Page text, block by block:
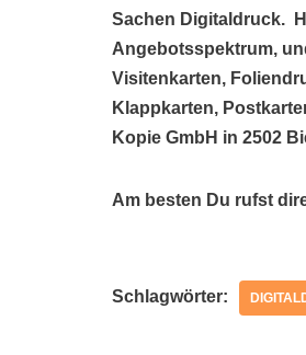
Sachen Digitaldruck.
Angebotsspektrum,
Visitenkarten,
Klappkarten,
Kopie GmbH in 2502
Am besten Du rufst
Schlagwörter: